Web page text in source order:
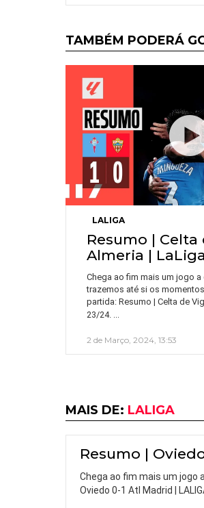
TAMBÉM PODERÁ
LALIGA
Resumo | Celta
Almeria |
Chega ao fim mais um jogo a
trazemos até si os
partida: Resumo | Celta de
23/24.
2 de Março, 2024, 13:53
MAIS DE: LALIGA
Resumo |
Chega ao fim mais um jogo
Oviedo 0-1 Atl Madrid |